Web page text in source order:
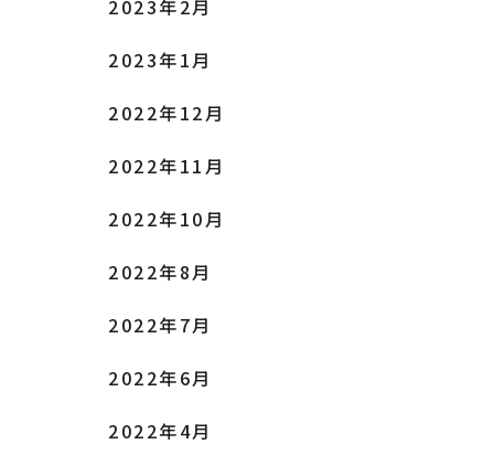
2023年2月
2023年1月
2022年12月
2022年11月
2022年10月
2022年8月
2022年7月
2022年6月
2022年4月